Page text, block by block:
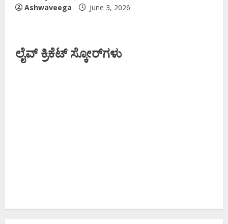
Ashwaveega June 3, 2026
ಲೈವ್ ಕ್ರಿಕೆಟ್ ಸ್ಕೋರ್‌ಗಳು